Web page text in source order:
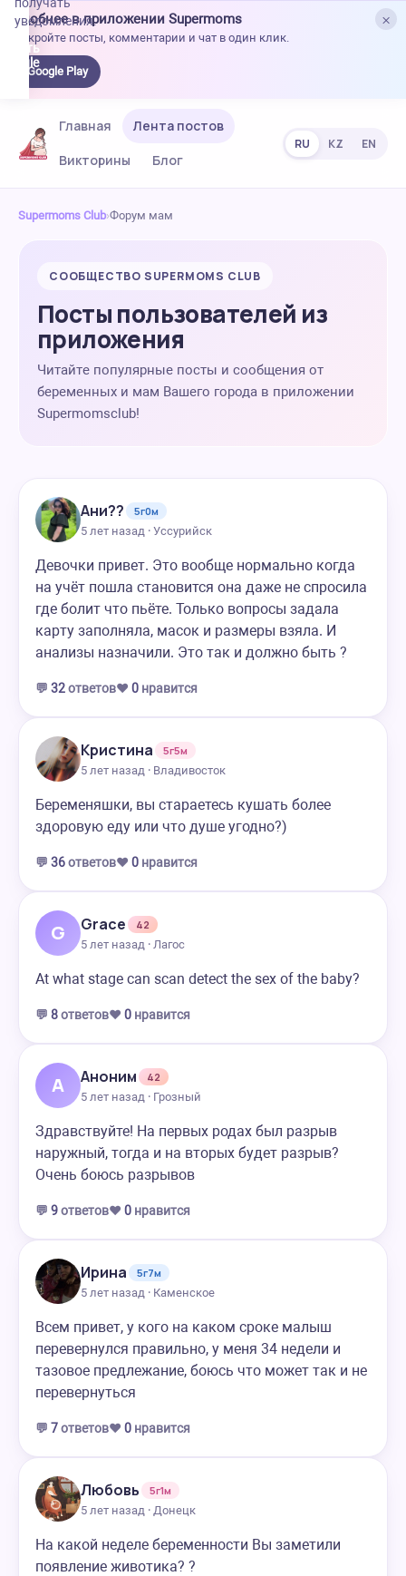
×
Удобнее в приложении Supermoms
Откройте посты, комментарии и чат в один клик.
Google Play
уведомления.
Главная
Лента постов
Викторины
Блог
RU KZ EN
Supermoms Club›Форум мам
СООБЩЕСТВО SUPERMOMS CLUB
Посты пользователей из
приложения
Читайте популярные посты и сообщения от
беременных и мам Вашего города в приложении
Supermomsclub!
Ани??
5г0м
5 лет назад · Уссурийск
Девочки привет. Это вообще нормально когда
на учёт пошла становится она даже не спросила
где болит что пьёте. Только вопросы задала
карту заполняла, масок и размеры взяла. И
анализы назначили. Это так и должно быть ?
💬 32ответов❤️ 0 нравится
Кристина
5г5м
5 лет назад · Владивосток
Беременяшки, вы стараетесь кушать более
здоровую еду или что душе угодно?)
💬 36ответов❤️ 0 нравится
G Grace
42
5 лет назад · Лагос
At what stage can scan detect the sex of the baby?
💬 8ответов❤️ 0 нравится
А Аноним
42
5 лет назад · Грозный
Здравствуйте! На первых родах был разрыв
наружный, тогда и на вторых будет разрыв?
Очень боюсь разрывов
💬 9ответов❤️ 0 нравится
Ирина
5г7м
5 лет назад · Каменское
Всем привет, у кого на каком сроке малыш
перевернулся правильно, у меня 34 недели и
тазовое предлежание, боюсь что может так и не
перевернуться
💬 7ответов❤️ 0 нравится
Любовь
5г1м
5 лет назад · Донецк
На какой неделе беременности Вы заметили
появление животика? ?